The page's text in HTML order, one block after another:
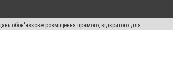
обов'язкове розміщення прямого, відкритого для